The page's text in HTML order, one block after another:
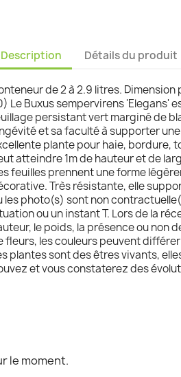
Description Détails du produit
de 2 à 2.9 litres.
Le Buxus sempervirens 'Elegans'
persistant vert marginé de
et sa faculté à supporter
plante pour haie, bordure,
atteindre 1m de hauteur et de
feuilles prennent une forme
Très résistante, elle
les photo(s) sont non
ou un instant T. Lors de la
le poids, la présence ou non
fleurs, les couleurs peuvent
plantes sont des êtres vivants,
et vous constaterez des
le moment.